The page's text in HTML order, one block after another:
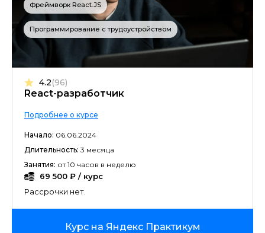
Фреймворк React.JS
Программирование с трудоустройством
React-разработчик
4.2(96)
Подробнее о курсе
Начало: 06.06.2024
Длительность: 3 месяца
Занятия: от 10 часов в неделю
69 500 ₽ / курс
Рассрочки нет.
Курс на Яндекс Практикум